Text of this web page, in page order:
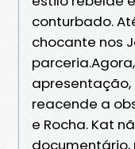
conturbado.
chocante nos
reacende a
e Rocha. Kat
documentário,